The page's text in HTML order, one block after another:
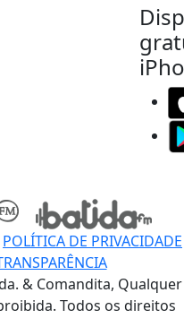
POLÍTICA DE PRIVACIDADE
& Comandita, Qualquer
Todos os direitos